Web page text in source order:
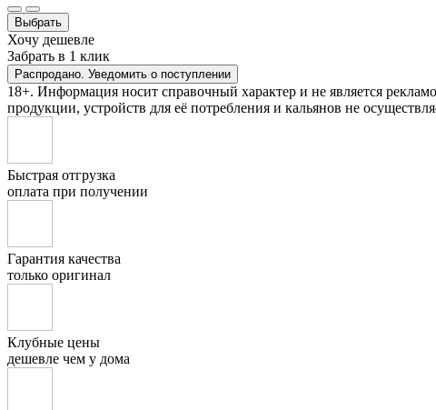
Выбрать
Хочу дешевле
Забрать в 1 клик
Распродано. Уведомить о поступлении
18+. Информация носит справочный характер и не является
продукции, устройств для её потребления и кальянов не
Быстрая отгрузка
оплата при получении
Гарантия качества
только оригинал
Клубные цены
дешевле чем у дома